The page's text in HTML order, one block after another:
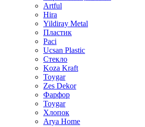
Artful
Hira
Yildiray Metal
Пластик
Paci
Ucsan Plastic
Стекло
Koza Kraft
Toygar
Zes Dekor
Фарфор
Toygar
Хлопок
Arya Home